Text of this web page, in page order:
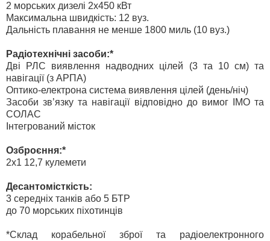
2 морських дизелі 2х450 кВт
Максимальна швидкість: 12 вуз.
Дальність плавання не менше 1800 миль (10 вуз.)
Радіотехнічні засоби:*
Дві РЛС виявлення надводних цілей (3 та 10 см) та
навігації (з АРПА)
Оптико-електрона система виявлення цілей (день/ніч)
Засоби зв’язку та навігації відповідно до вимог ІМО та
СОЛАС
Інтегрований місток
Озброєння:*
2х1 12,7 кулемети
Десантомісткість:
3 середніх танків або 5 БТР
до 70 морських піхотинців
*Склад корабельної зброї та радіоелектронного